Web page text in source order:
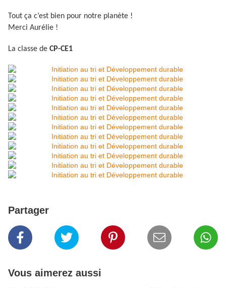
Tout ça c’est bien pour notre planète !
Merci Aurélie !
La classe de CP-CE1
Partager
Vous aimerez aussi